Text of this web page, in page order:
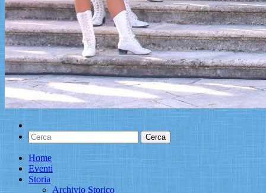
Home
Eventi
Storia
Archivio Storico